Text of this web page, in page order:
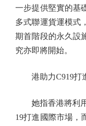
一步提供堅實的基
多式聯運貨運模式
期首階段的永久設
究亦即將開始。
港助力C919打
她指香港將利用
19打進國際市場，